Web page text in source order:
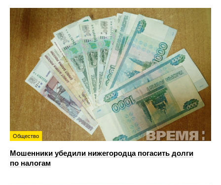
Общество
Мошенники убедили нижегородца погасить долги
по налогам